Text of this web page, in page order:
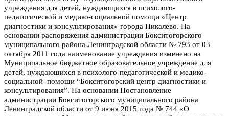
учреждения для детей, нуждающихся в психолого-
педагогической и медико-социальной помощи «Центр
диагностики и консультирования» города Пикалево. На
основании распоряжения администрации Бокситогорского
муниципального района Ленинградской области № 793 от 03
октября 2011 года наименование учреждения изменено на
Муниципальное бюджетное образовательное учреждение для
детей, нуждающихся в психолого-педагогической и медико-
социальной помощи “Бокситогорский центр диагностики и
консультирования”. На основании Постановление
администрации Бокситогорского муниципального района
Ленинградской области от 9 июня 2015 года № 744 «О